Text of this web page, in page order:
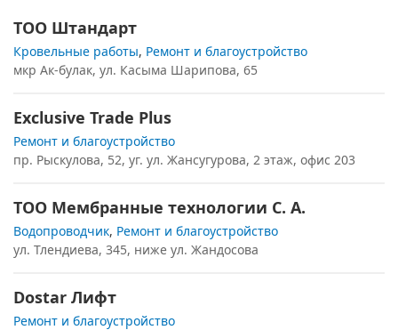
ТОО Штандарт
Кровельные работы, Ремонт и благоустройство
мкр Ак-булак, ул. Касыма Шарипова, 65
Exclusive Trade Plus
Ремонт и благоустройство
пр. Рыскулова, 52, уг. ул. Жансугурова, 2 этаж, офис 203
ТОО Мембранные технологии С. А.
Водопроводчик, Ремонт и благоустройство
ул. Тлендиева, 345, ниже ул. Жандосова
Dostar Лифт
Ремонт и благоустройство